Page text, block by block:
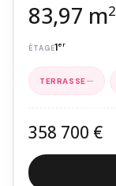
83,97 m2
1er
—
358 700 €